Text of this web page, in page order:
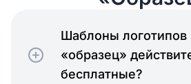
Шаблоны логотипов
«образец»
бесплатные?